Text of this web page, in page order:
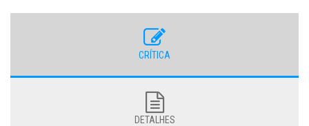
CRÍTICA
DETALHES